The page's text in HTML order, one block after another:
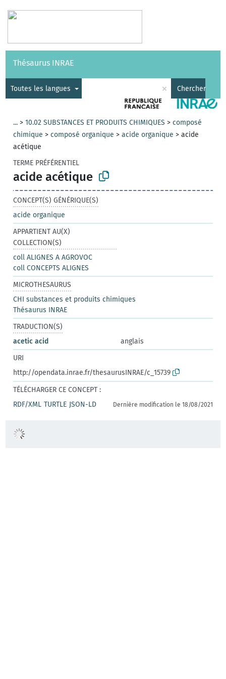
Vocabulaires API
Thésaurus INRAE
Toutes les langues × Chercher
... >10.02 SUBSTANCES ET PRODUITS CHIMIQUES >composé
chimique >composé organique >acide organique >acide
acétique
TERME PRÉFÉRENTIEL
acide acétique
CONCEPT(S) GÉNÉRIQUE(S)
acide organique
APPARTIENT AU(X)
COLLECTION(S)
coll ALIGNES A AGROVOC
coll CONCEPTS ALIGNES
MICROTHESAURUS
CHI substances et produits chimiques
Thésaurus INRAE
TRADUCTION(S)
acetic acid
anglais
URI
http://opendata.inrae.fr/thesaurusINRAE/c_15739
TÉLÉCHARGER CE CONCEPT :
RDF/XML TURTLE JSON-LD Dernière modification le 18/08/2021